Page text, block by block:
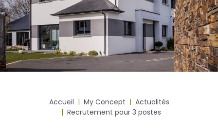
Fil
d'Ariane
Accueil My Concept
Actualités
Recrutement pour 3 postes